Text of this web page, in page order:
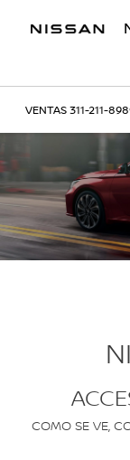
VENTAS311-211-
COMO SE VE,